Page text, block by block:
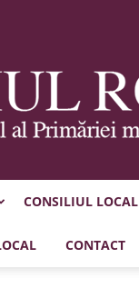
Municipiul
CONSILIUL LOCAL
CONTACT